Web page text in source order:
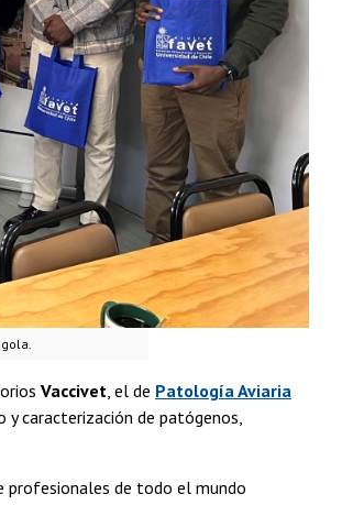
Vaccivet, el de Patología Aviaria
caracterización de patógenos,
profesionales de todo el mundo